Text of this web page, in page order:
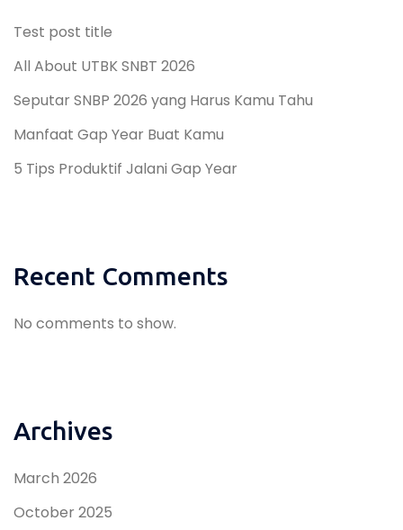
Test post title
All About UTBK SNBT 2026
Seputar SNBP 2026 yang Harus Kamu Tahu
Manfaat Gap Year Buat Kamu
5 Tips Produktif Jalani Gap Year
Recent Comments
No comments to show.
Archives
March 2026
October 2025